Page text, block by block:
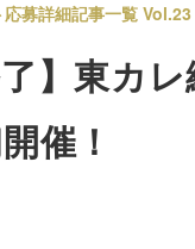
募詳細記事一覧 Vol.23
了】東カ
催！